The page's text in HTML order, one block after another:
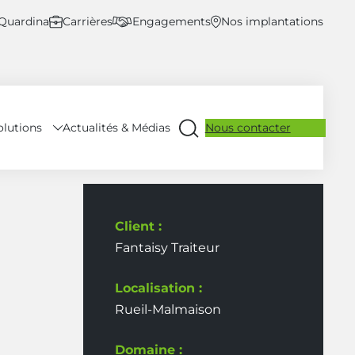
Carrières Engagements Nos implantations
Actualités & Médias
Ouvrir
Nous contacter
Client :
Fantaisy Traiteur
Localisation :
Rueil-Malmaison
Domaine :